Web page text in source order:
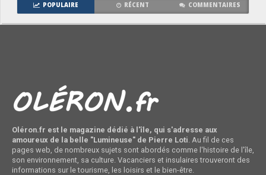
POPULAIRE RÉCENT COMMENTAIRES
Oléron.fr est le magazine dédié à l'île, qui s'adresse aux
amoureux de la belle "Lumineuse" de Pierre Loti . Au fil de ces
pages web, de nombreux sujets sont abordés comme l'histoire de l'île,
son environnement, sa culture. Vacanciers et insulaires trouveront des
informations sur le tourisme, les loisirs et le bien-être.